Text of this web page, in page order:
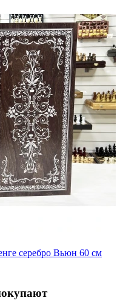
серебро Вьюн 60 см